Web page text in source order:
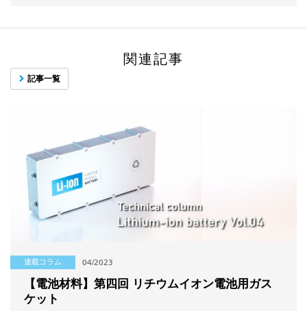
関連記事
記事一覧
連載コラム 04/2023
【電池材料】第四回 リチウムイオン電池用ガス
ケット